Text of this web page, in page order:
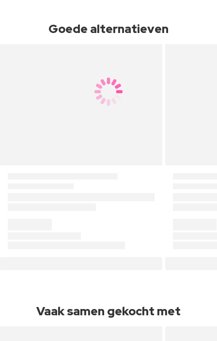
Goede alternatieven
Vaak samen gekocht met